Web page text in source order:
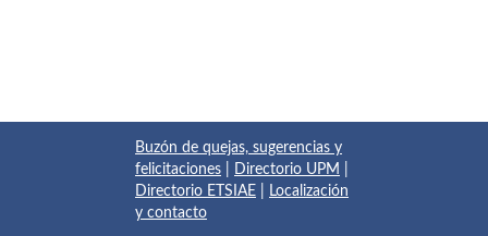
Buzón de quejas, sugerencias y
felicitaciones
Directorio UPM
Directorio ETSIAE
Localización
y contacto